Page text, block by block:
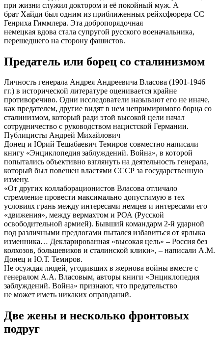
при жизни служил доктором и еë покойный муж. А
брат Хайди был одним из приближенных рейхсфюрера СС
Генриха Гиммлера. Эта добропорядочная
немецкая вдова стала супругой русского военачальника,
перешедшего на сторону фашистов.
Предатель или борец со сталинизмом
Личность генерала Андрея Андреевича Власова (1901-1946
гг.) в исторической литературе оценивается крайне
противоречиво. Одни исследователи называют его не иначе,
как предателем, другие видят в нем непримиримого борца со
сталинизмом, который ради этой высокой цели начал
сотрудничество с руководством нацистской Германии.
Публицисты Андрей Михайлович
Донец и Юрий Тешабаевич Темиров совместно написали
книгу «Энциклопедия заблуждений. Война», в которой
попытались объективно взглянуть на деятельность генерала,
который был повешен властями СССР за государственную
измену.
«От других коллаборационистов Власова отличало
стремление провести максимально допустимую в тех
условиях грань между интересами немцев и интересами его
«движения», между вермахтом и РОА (Русской
освободительной армией). Бывший командарм 2-й ударной
под различными предлогами пытался избавиться от ярлыка
изменника… Декларированная «высокая цель» – Россия без
колхозов, большевиков и сталинской клики», – написали А.М.
Донец и Ю.Т. Темиров.
Не осуждая людей, угодивших в жернова войны вместе с
генералом А.А. Власовым, авторы книги «Энциклопедия
заблуждений. Война» признают, что предательство
не может иметь никаких оправданий.
Две жены и несколько фронтовых
подруг